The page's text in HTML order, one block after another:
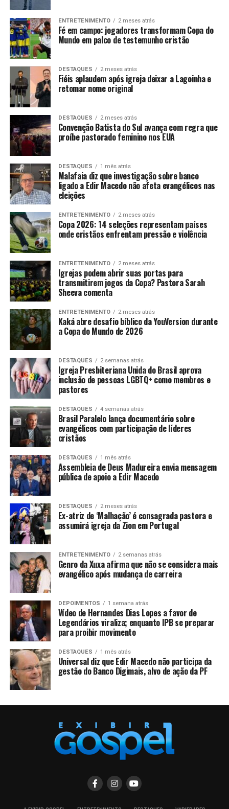
ENTRETENIMENTO 2 meses atrás
Fé em campo: jogadores transformam Copa do
Mundo em palco de testemunho cristão
DESTAQUES 2 meses atrás
Fiéis aplaudem após igreja deixar a Lagoinha e
retomar nome original
DESTAQUES 2 meses atrás
Convenção Batista do Sul avança com regra que
proíbe pastorado feminino nos EUA
DESTAQUES 1 mês atrás
Malafaia diz que investigação sobre banco
ligado a Edir Macedo não afeta evangélicos nas
eleições
ENTRETENIMENTO 2 meses atrás
Copa 2026: 14 seleções representam países
onde cristãos enfrentam pressão e violência
ENTRETENIMENTO 2 meses atrás
Igrejas podem abrir suas portas para
transmitirem jogos da Copa? Pastora Sarah
Sheeva comenta
ENTRETENIMENTO 2 meses atrás
Kaká abre desafio bíblico da YouVersion durante
a Copa do Mundo de 2026
DESTAQUES 2 semanas atrás
Igreja Presbiteriana Unida do Brasil aprova
inclusão de pessoas LGBTQ+ como membros e
pastores
DESTAQUES 4 semanas atrás
Brasil Paralelo lança documentário sobre
evangélicos com participação de líderes
cristãos
DESTAQUES 1 mês atrás
Assembleia de Deus Madureira envia mensagem
pública de apoio a Edir Macedo
DESTAQUES 2 meses atrás
Ex-atriz de ‘Malhação’ é consagrada pastora e
assumirá igreja da Zion em Portugal
ENTRETENIMENTO 2 semanas atrás
Genro da Xuxa afirma que não se considera mais
evangélico após mudança de carreira
DEPOIMENTOS 1 semana atrás
Vídeo de Hernandes Dias Lopes a favor de
Legendários viraliza; enquanto IPB se preparar
para proibir movimento
DESTAQUES 1 mês atrás
Universal diz que Edir Macedo não participa da
gestão do Banco Digimais, alvo de ação da PF